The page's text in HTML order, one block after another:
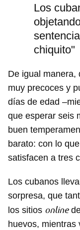
Los
chiquito"
De igual manera,
muy precoces y
días de edad
que esperar seis
buen
barato: con lo
satisfacen a tres
Los cubanos
sorpresa, que
los sitios online
huevos, mientras